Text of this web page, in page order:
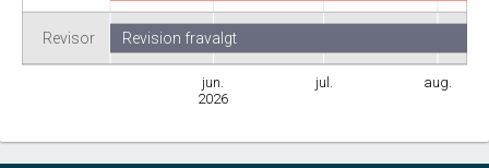
Revisor
jun.
2026
jul. aug.
Revision fravalgt